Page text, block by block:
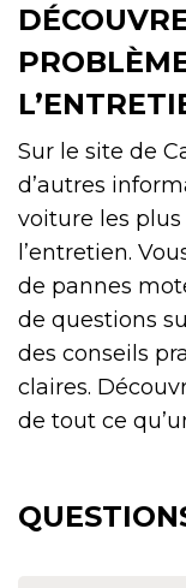
Sur le site de
d’autres
voiture les
l’entretien.
de pannes
de questions
des conseils
claires.
de tout ce